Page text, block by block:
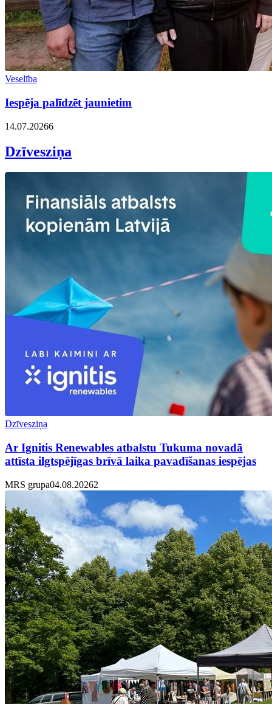
Veselība
Iespēja palīdzēt jaunietim
14.07.20266
Dzīvesziņa
Dzīvesziņa
Ar Ignitis Renewables atbalstu Tukuma novadā
attīsta ilgtspējīgas brīvā laika pavadīšanas iespējas
MRS grupa04.08.20262